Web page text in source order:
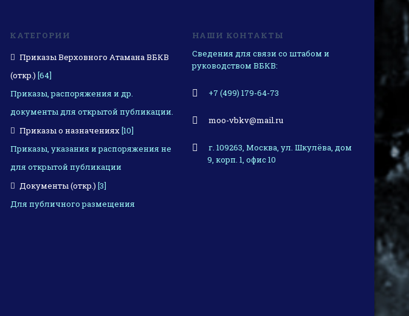
КАТЕГОРИИ
Приказы Верховного Атамана ВБКВ
(откр.) [64]
Приказы, распоряжения и др.
документы для открытой публикации.
Приказы о назначениях [10]
Приказы, указания и распоряжения не
для открытой публикации
Документы (откр.) [3]
Для публичного размещения
НАШИ КОНТАКТЫ
Сведения для связи со штабом и
руководством ВБКВ:
+7 (499) 179-64-73
moo-vbkv@mail.ru
г. 109263, Москва, ул. Шкулёва, дом
9, корп. 1, офис 10